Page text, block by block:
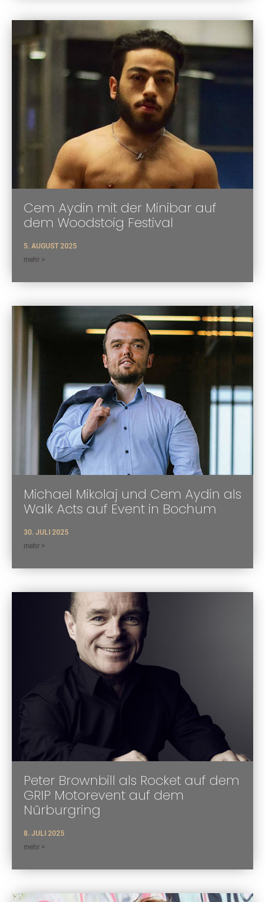
Cem Aydin mit der Minibar auf
dem Woodstoig Festival
5. AUGUST 2025
mehr >
Michael Mikolaj und Cem Aydin als
Walk Acts auf Event in Bochum
30. JULI 2025
mehr >
Peter Brownbill als Rocket auf dem
GRIP Motorevent auf dem
Nürburgring
8. JULI 2025
mehr >